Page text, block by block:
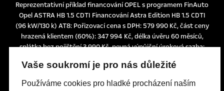
Reprezentativní příklad financování OPEL s programem FinAuto
Opel ASTRA HB 1.5 CDTI Financování Astra Edition HB 1.5 CDTI
(96 kW/130 k) AT8: Pořizovací cena s DPH: 579 990 Kč, část ceny
hrazená klientem (60%): 347 994 Kč, délka úvěru 60 měsíců,
splátka bez pojištění 3.990 Kč, pevná výpůjční úroková sazba:
právnické osoby a platí do 30. 6. 2026 nebo do odvolání.
Tato nabídka je pouze indikativní, není návrhem na uzavření
smlouvy a nelze z ní proto dovozovat povinnost společnosti
Vaše soukromí je pro nás důležité
Používáme cookies pro hladké procházení naším